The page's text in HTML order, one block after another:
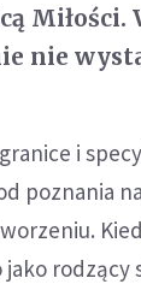
nie
i
poznania
rodzący